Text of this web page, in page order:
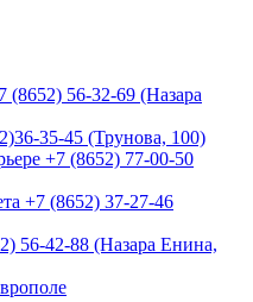
(8652) 56-32-69 (Назара
35-45 (Трунова, 100)
+7 (8652) 77-00-50
+7 (8652) 37-27-46
56-42-88 (Назара Енина,